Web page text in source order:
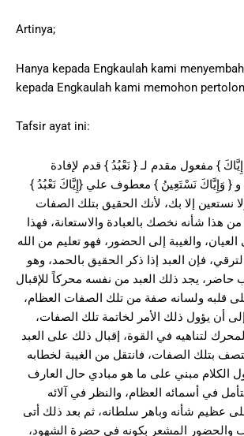
Artinya;
Hanya kepada Engkaulah kami
kepada Engkaulah kami memohon
Tafsir ayat ini:
{ وَإِيَّاكَ نَسْتَعِينُ } معطوف علي {إِيَّاكَ نَعْبُدُ }
نستعين إلا بك، لأنك الحقيق بتلك الصفات
من هذا شأنه نخصك بالعبادة والاستعانة، فهذا
والغيبة إلى الحضور، فهو تعليم من الله
فإن العبد إذا ذكر الحقيق بالحمد، وهو
حاضر، يجد ذلك العبد من نفسه محركاً للإقبال
قلبه ولسانه صفة من تلك الصفات العظام،
أن يؤول ذلك الأمر لخاتمة تلك الصفات،
لتناهيه في القوة، إقبال ذلك على العبد
بتلك الصفات، فانتقل من الغيبة لخطابه
الكلام مبني على ما هو مبادي حال العارف
في أسمائه العظام، والنظر في آلائه
عظيم شأنه وباهر سلطانه، ثم بعد ذلك أتى
والحضور المشعر بكونه في حضرة الشهود،